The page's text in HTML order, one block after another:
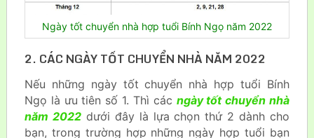
Ngày tốt chuyển nhà hợp tuổi Bính Ngọ năm 2022
2. CÁC NGÀY TỐT CHUYỂN NHÀ NĂM 2022
Nếu những ngày tốt chuyển nhà hợp tuổi Bính
Ngọ là ưu tiên số 1. Thì các ngày tốt chuyển nhà
năm 2022dưới đây là lựa chọn thứ 2 dành cho
bạn, trong trường hợp những ngày hợp tuổi bạn